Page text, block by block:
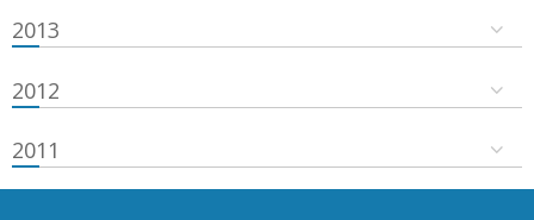
2013
2012
2011